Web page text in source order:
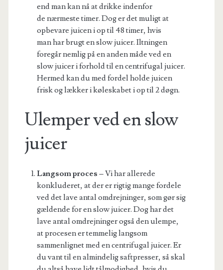
end man kan nå at drikke indenfor
de nærmeste timer. Dog er det muligt at
opbevare juicen i op til 48 timer, hvis
man har brugt en slow juicer. Iltningen
foregår nemlig på en anden måde ved en
slow juicer i forhold til en centrifugal juicer.
Hermed kan du med fordel holde juicen
frisk og lækker i køleskabet i op til 2 døgn.
Ulemper ved en slow
juicer
Langsom proces –Vi har allerede
konkluderet, at der er rigtig mange fordele
ved det lave antal omdrejninger, som gør sig
gældende for en slow juicer. Dog har det
lave antal omdrejninger også den ulempe,
at procesen er temmelig langsom
sammenlignet med en centrifugal juicer. Er
du vant til en almindelig saftpresser, så skal